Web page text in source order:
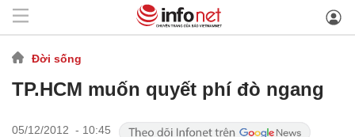
Đời sống
TP.HCM muốn quyết phí đò ngang
05/12/2012 - 10:45